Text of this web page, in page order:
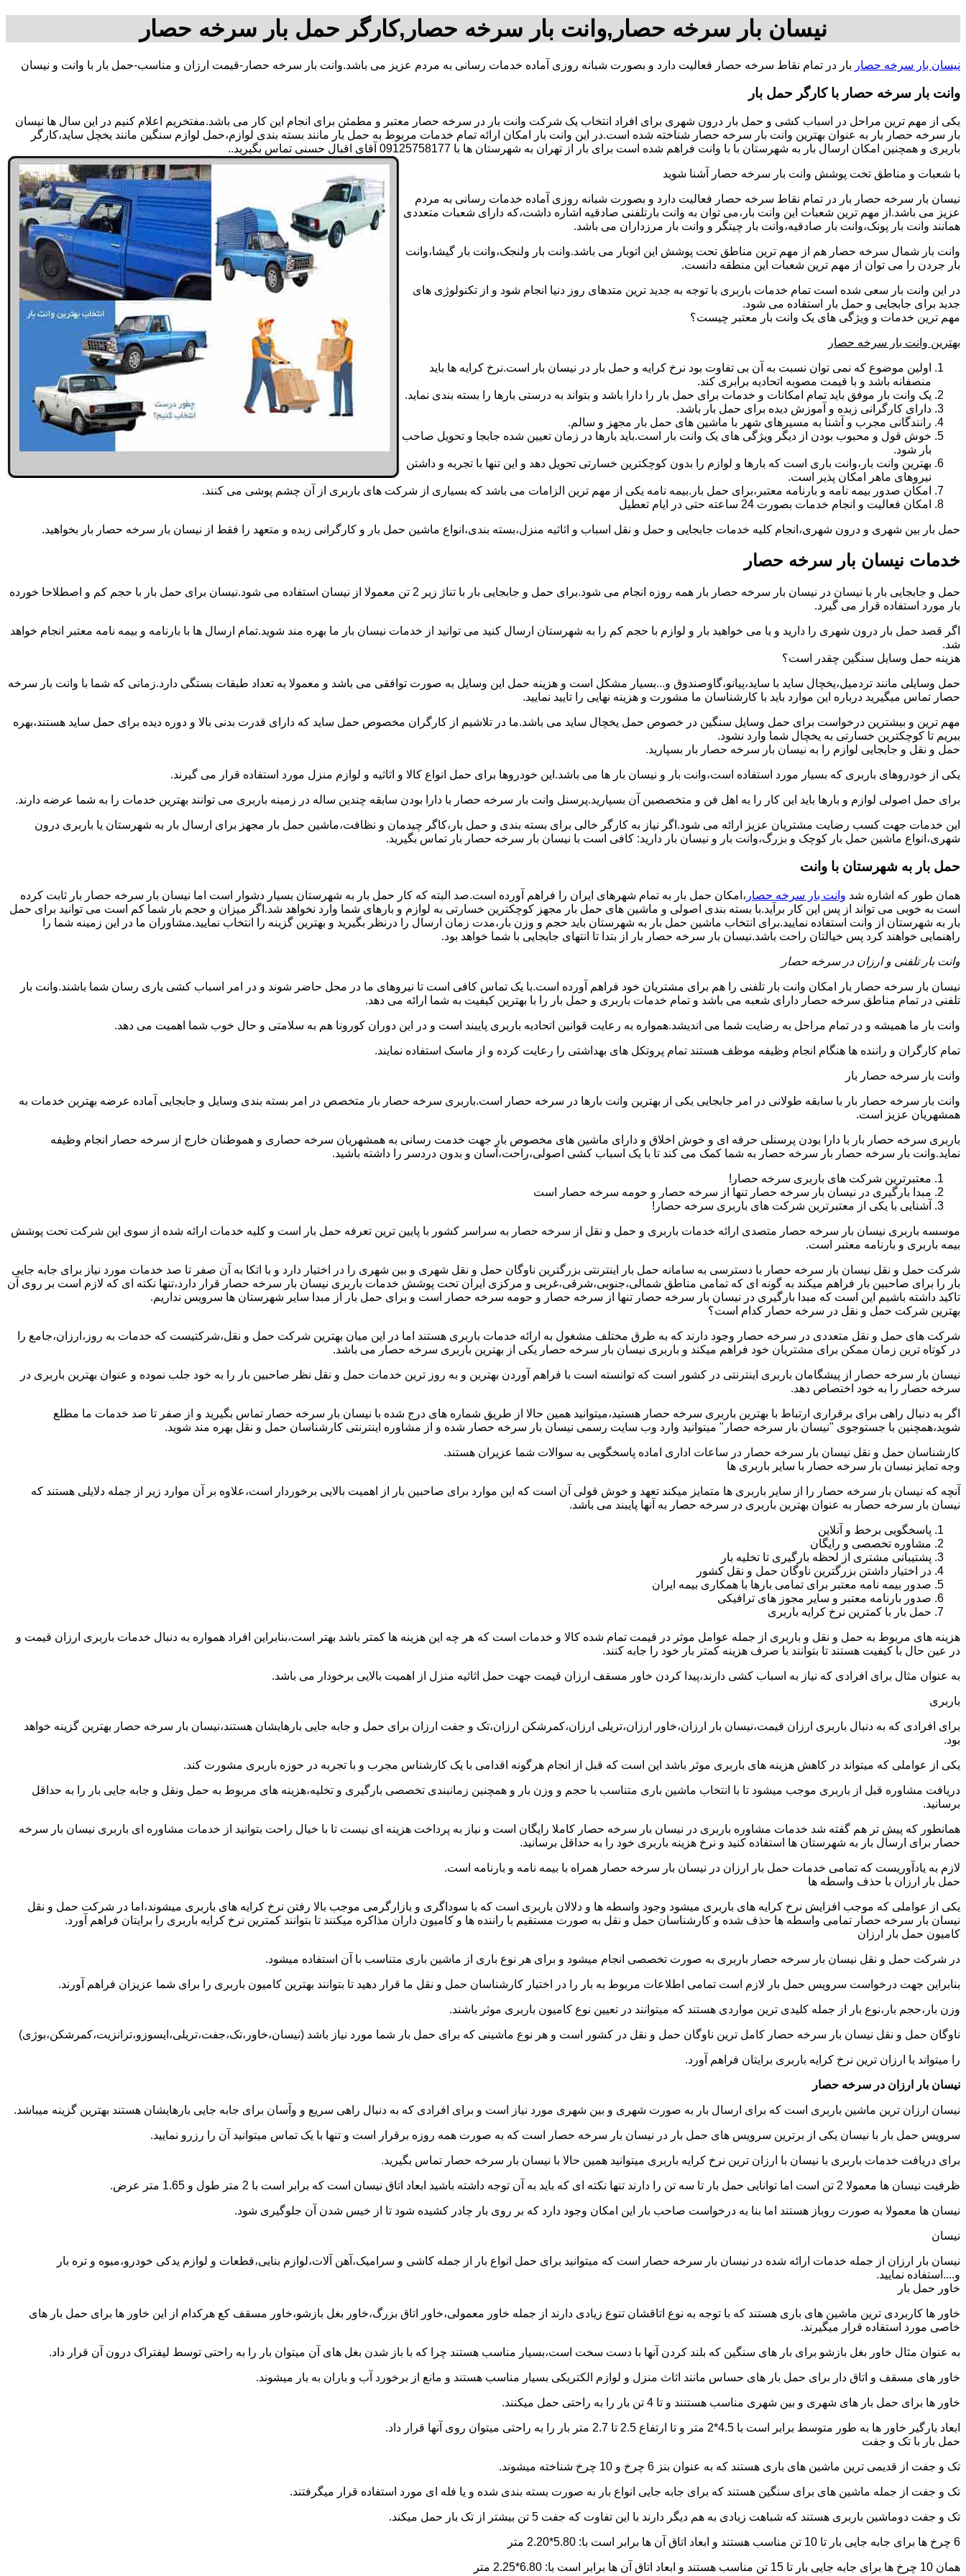
نیسان بار سرخه حصار,وانت بار سرخه حصار,کارگر حمل بار سرخه حصار
نیسان بار سرخه حصار بار در تمام نقاط سرخه حصار فعالیت دارد و بصورت شبانه روزی آماده خدمات رسانی به مردم عزیز می باشد.وانت بار سرخه حصار-قیمت ارزان و مناسب-حمل بار با وانت و نیسان
وانت بار سرخه حصار با کارگر حمل بار
یکی از مهم ترین مراحل در اسباب کشی و حمل بار درون شهری برای افراد انتخاب یک شرکت وانت بار در سرخه حصار معتبر و مطمئن برای انجام این کار می باشد.مفتخریم اعلام کنیم در این سال ها نیسان
بار سرخه حصار بار به عنوان بهترین وانت بار سرخه حصار شناخته شده است.در این وانت بار امکان ارائه تمام خدمات مربوط به حمل بار مانند بسته بندی لوازم،حمل لوازم سنگین مانند یخچل ساید،کارگر
باربری و همچنین امکان ارسال بار به شهرستان با با وانت فراهم شده است برای بار از تهران به شهرستان ها با 09125758177 آقای اقبال حسنی تماس بگیرید..
با شعبات و مناطق تخت پوشش وانت بار سرخه حصار آشنا شوید
نیسان بار سرخه حصار بار در تمام نقاط سرخه حصار فعالیت دارد و بصورت شبانه روزی آماده خدمات رسانی به مردم
عزیز می باشد.از مهم ترین شعبات این وانت بار،می توان به وانت بارتلفنی صادقیه اشاره داشت،که دارای شعبات متعددی
همانند وانت بار پونک،وانت بار صادقیه،وانت بار چیتگر و وانت بار مرزداران می باشد.
وانت بار شمال سرخه حصار هم از مهم ترین مناطق تحت پوشش این اتوبار می باشد.وانت بار ولنجک،وانت بار گیشا،وانت
بار جردن را می توان از مهم ترین شعبات این منطقه دانست.
در این وانت بار سعی شده است تمام خدمات باربری با توجه به جدید ترین متدهای روز دنیا انجام شود و از تکنولوژی های
جدید برای جابجایی و حمل بار استفاده می شود.
مهم ترین خدمات و ویژگی های یک وانت بار معتبر چیست؟
بهترین وانت بار سرخه حصار
اولین موضوع که نمی توان نسبت به آن بی تفاوت بود نرخ کرایه و حمل بار در نیسان بار است.نرخ کرایه ها باید
منصفانه باشد و با قیمت مصوبه اتحادیه برابری کند.
یک وانت بار موفق باید تمام امکانات و خدمات برای حمل بار را دارا باشد و بتواند به درستی بارها را بسته بندی نماید.
دارای کارگرانی زبده و آموزش دیده برای حمل بار باشد.
رانندگانی مجرب و آشنا به مسیرهای شهر با ماشین های حمل بار مجهز و سالم.
خوش قول و محبوب بودن از دیگر ویژگی های یک وانت بار است.باید بارها در زمان تعیین شده جابجا و تحویل صاحب
بار شود.
بهترین وانت بار،وانت باری است که بارها و لوازم را بدون کوچکترین خسارتی تحویل دهد و این تنها با تجربه و داشتن
نیروهای ماهر امکان پذیر است.
امکان صدور بیمه نامه و بارنامه معتبر،برای حمل بار.بیمه نامه یکی از مهم ترین الزامات می باشد که بسیاری از شرکت های باربری از آن چشم پوشی می کنند.
امکان فعالیت و انجام خدمات بصورت 24 ساعته حتی در ایام تعطیل
حمل بار بین شهری و درون شهری،انجام کلیه خدمات جابجایی و حمل و نقل اسباب و اثاثیه منزل،بسته بندی،انواع ماشین حمل بار و کارگرانی زبده و متعهد را فقط از نیسان بار سرخه حصار بار بخواهید.
خدمات نیسان بار سرخه حصار
حمل و جابجایی بار با نیسان در نیسان بار سرخه حصار بار همه روزه انجام می شود.برای حمل و جابجایی بار با تناژ زیر 2 تن معمولا از نیسان استفاده می شود.نیسان برای حمل بار با حجم کم و اصطلاحا خورده
بار مورد استفاده قرار می گیرد.
اگر قصد حمل بار درون شهری را دارید و یا می خواهید بار و لوازم با حجم کم را به شهرستان ارسال کنید می توانید از خدمات نیسان بار ما بهره مند شوید.تمام ارسال ها با بارنامه و بیمه نامه معتبر انجام خواهد
شد.
هزینه حمل وسایل سنگین چقدر است؟
حمل وسایلی مانند تردمیل،یخچال ساید با ساید،پیانو،گاوصندوق و...بسیار مشکل است و هزینه حمل این وسایل به صورت توافقی می باشد و معمولا به تعداد طبقات بستگی دارد.زمانی که شما با وانت بار سرخه
حصار تماس میگیرید درباره این موارد باید با کارشناسان ما مشورت و هزینه نهایی را تایید نمایید.
مهم ترین و بیشترین درخواست برای حمل وسایل سنگین در خصوص حمل یخچال ساید می باشد.ما در تلاشیم از کارگران مخصوص حمل ساید که دارای قدرت بدنی بالا و دوره دیده برای حمل ساید هستند،بهره
ببریم تا کوچکترین خسارتی به یخچال شما وارد نشود.
حمل و نقل و جابجایی لوازم را به نیسان بار سرخه حصار بار بسپارید.
یکی از خودروهای باربری که بسیار مورد استفاده است،وانت بار و نیسان بار ها می باشد.این خودروها برای حمل انواع کالا و اثاثیه و لوازم منزل مورد استفاده قرار می گیرند.
برای حمل اصولی لوازم و بارها باید این کار را به اهل فن و متخصصین آن بسپارید.پرسنل وانت بار سرخه حصار با دارا بودن سابقه چندین ساله در زمینه باربری می توانند بهترین خدمات را به شما عرضه دارند.
این خدمات جهت کسب رضایت مشتریان عزیز ارائه می شود.اگر نیاز به کارگر خالی برای بسته بندی و حمل بار،کاگر چیدمان و نظافت،ماشین حمل بار مجهز برای ارسال بار به شهرستان یا باربری درون
شهری،انواع ماشین حمل بار کوچک و بزرگ،وانت بار و نیسان بار دارید: کافی است با نیسان بار سرخه حصار بار تماس بگیرید.
حمل بار به شهرستان با وانت
همان طور که اشاره شد وانت بار سرخه حصار ،امکان حمل بار به تمام شهرهای ایران را فراهم آورده است.صد البته که کار حمل بار به شهرستان بسیار دشوار است اما نیسان بار سرخه حصار بار ثابت کرده
است به خوبی می تواند از پس این کار برآید.با بسته بندی اصولی و ماشین های حمل بار مجهز کوچکترین خسارتی به لوازم و بارهای شما وارد نخواهد شد.اگر میزان و حجم بار شما کم است می توانید برای حمل
بار به شهرستان از وانت استفاده نمایید.برای انتخاب ماشین حمل بار به شهرستان باید حجم و وزن بار،مدت زمان ارسال را درنظر بگیرید و بهترین گزینه را انتخاب نمایید.مشاوران ما در این زمینه شما را
راهنمایی خواهند کرد پس خیالتان راحت باشد.نیسان بار سرخه حصار بار از بتدا تا انتهای جابجایی با شما خواهد بود.
وانت بار تلفنی و ارزان در سرخه حصار
نیسان بار سرخه حصار بار امکان وانت بار تلفنی را هم برای مشتریان خود فراهم آورده است.با یک تماس کافی است تا نیروهای ما در محل حاضر شوند و در امر اسباب کشی یاری رسان شما باشند.وانت بار
تلفنی در تمام مناطق سرخه حصار دارای شعبه می باشد و تمام خدمات باربری و حمل بار را با بهترین کیفیت به شما ارائه می دهد.
وانت بار ما همیشه و در تمام مراحل به رضایت شما می اندیشد.همواره به رعایت قوانین اتحادیه باربری پایبند است و در این دوران کورونا هم به سلامتی و حال خوب شما اهمیت می دهد.
تمام کارگران و راننده ها هنگام انجام وظیفه موظف هستند تمام پروتکل های بهداشتی را رعایت کرده و از ماسک استفاده نمایند.
وانت بار سرخه حصار بار
وانت بار سرخه حصار بار با سابقه طولانی در امر جابجایی یکی از بهترین وانت بارها در سرخه حصار است.باربری سرخه حصار بار متخصص در امر بسته بندی وسایل و جابجایی آماده عرضه بهترین خدمات به
همشهریان عزیز است.
باربری سرخه حصار بار با دارا بودن پرسنلی حرفه ای و خوش اخلاق و دارای ماشین های مخصوص بار جهت خدمت رسانی به همشهریان سرخه حصاری و هموطنان خارج از سرخه حصار انجام وظیفه
نماید.وانت بار سرخه حصار بار سرخه حصار به شما کمک می کند تا با یک اسباب کشی اصولی،راحت،آسان و بدون دردسر را داشته باشید.
معتبرترین شرکت های باربری سرخه حصار!
مبدا بارگیری در نیسان بار سرخه حصار تنها از سرخه حصار و حومه سرخه حصار است
آشنایی با یکی از معتبرترین شرکت های باربری سرخه حصار!
موسسه باربری نیسان بار سرخه حصار متصدی ارائه خدمات باربری و حمل و نقل از سرخه حصار به سراسر کشور با پایین ترین تعرفه حمل بار است و کلیه خدمات ارائه شده از سوی این شرکت تحت پوشش
بیمه باربری و بارنامه معتبر است.
شرکت حمل و نقل نیسان بار سرخه حصار با دسترسی به سامانه حمل بار اینترنتی بزرگترین ناوگان حمل و نقل شهری و بین شهری را در اختیار دارد و با اتکا به آن صفر تا صد خدمات مورد نیاز برای جابه جایی
بار را برای صاحبین بار فراهم میکند به گونه ای که تمامی مناطق شمالی،جنوبی،شرقی،غربی و مرکزی ایران تحت پوشش خدمات باربری نیسان بار سرخه حصار قرار دارد،تنها نکته ای که لازم است بر روی آن
تاکید داشته باشیم این است که مبدا بارگیری در نیسان بار سرخه حصار تنها از سرخه حصار و حومه سرخه حصار است و برای حمل بار از مبدا سایر شهرستان ها سرویس نداریم.
بهترین شرکت حمل و نقل در سرخه حصار کدام است؟
شرکت های حمل و نقل متعددی در سرخه حصار وجود دارند که به طرق مختلف مشغول به ارائه خدمات باربری هستند اما در این میان بهترین شرکت حمل و نقل،شرکتیست که خدمات به روز،ارزان،جامع را
در کوتاه ترین زمان ممکن برای مشتریان خود فراهم میکند و باربری نیسان بار سرخه حصار یکی از بهترین باربری سرخه حصار می باشد.
نیسان بار سرخه حصار از پیشگامان باربری اینترنتی در کشور است که توانسته است با فراهم آوردن بهترین و به روز ترین خدمات حمل و نقل نظر صاحبین بار را به خود جلب نموده و عنوان بهترین باربری در
سرخه حصار را به خود اختصاص دهد.
اگر به دنبال راهی برای برقراری ارتباط با بهترین باربری سرخه حصار هستید،میتوانید همین حالا از طریق شماره های درج شده با نیسان بار سرخه حصار تماس بگیرید و از صفر تا صد خدمات ما مطلع
شوید،همچنین با جستوجوی "نیسان بار سرخه حصار" میتوانید وارد وب سایت رسمی نیسان بار سرخه حصار شده و از مشاوره اینترنتی کارشناسان حمل و نقل بهره مند شوید.
کارشناسان حمل و نقل نیسان بار سرخه حصار در ساعات اداری اماده پاسخگویی به سوالات شما عزیران هستند.
وجه تمایز نیسان بار سرخه حصار با سایر باربری ها
آنچه که نیسان بار سرخه حصار را از سایر باربری ها متمایز میکند تعهد و خوش قولی آن است که این موارد برای صاحبین بار از اهمیت بالایی برخوردار است،علاوه بر آن موارد زیر از جمله دلایلی هستند که
نیسان بار سرخه حصار به عنوان بهترین باربری در سرخه حصار به آنها پایبند می باشد.
پاسخگویی برخط و آنلاین
مشاوره تخصصی و رایگان
پشتیبانی مشتری از لحظه بارگیری تا تخلیه بار
در اختیار داشتن بزرگترین ناوگان حمل و نقل کشور
صدور بیمه نامه معتبر برای تمامی بارها با همکاری بیمه ایران
صدور بارنامه معتبر و سایر مجوز های ترافیکی
حمل بار با کمترین نرخ کرایه باربری
هزینه های مربوط به حمل و نقل و باربری از جمله عوامل موثر در قیمت تمام شده کالا و خدمات است که هر چه این هزینه ها کمتر باشد بهتر است،بنابراین افراد همواره به دنبال خدمات باربری ارزان قیمت و
در عین حال با کیفیت هستند تا بتوانند با صرف هزینه کمتر بار خود را جابه کنند.
به عنوان مثال برای افرادی که نیاز به اسباب کشی دارند،پیدا کردن خاور مسقف ارزان قیمت جهت حمل اثاثیه منزل از اهمیت بالایی برخودار می باشد.
باربری
برای افرادی که به دنبال باربری ارزان قیمت،نیسان بار ارزان،خاور ارزان،تریلی ارزان،کمرشکن ارزان،تک و جفت ارزان برای حمل و جابه جایی بارهایشان هستند،نیسان بار سرخه حصار بهترین گزینه خواهد
بود.
یکی از عواملی که میتواند در کاهش هزینه های باربری موثر باشد این است که قبل از انجام هرگونه اقدامی با یک کارشناس مجرب و با تجربه در حوزه باربری مشورت کند.
دریافت مشاوره قبل از باربری موجب میشود تا با انتخاب ماشین باری متناسب با حجم و وزن بار و همچنین زمانبندی تخصصی بارگیری و تخلیه،هزینه های مربوط به حمل ونقل و جابه جایی بار را به حداقل
برسانید.
همانطور که پیش تر هم گفته شد خدمات مشاوره باربری در نیسان بار سرخه حصار کاملا رایگان است و نیاز به پرداخت هزینه ای نیست تا با خیال راحت بتوانید از خدمات مشاوره ای باربری نیسان بار سرخه
حصار برای ارسال بار به شهرستان ها استفاده کنید و نرخ هزینه باربری خود را به حداقل برسانید.
لازم به یادآوریست که تمامی خدمات حمل بار ارزان در نیسان بار سرخه حصار همراه با بیمه نامه و بارنامه است.
حمل بار ارزان با حذف واسطه ها
یکی از عواملی که موجب افزایش نرخ کرایه های باربری میشود وجود واسطه ها و دلالان باربری است که با سوداگری و بازارگرمی موجب بالا رفتن نرخ کرایه های باربری میشوند،اما در شرکت حمل و نقل
نیسان بار سرخه حصار تمامی واسطه ها حذف شده و کارشناسان حمل و نقل به صورت مستقیم با راننده ها و کامیون داران مذاکره میکنند تا بتوانند کمترین نرخ کرایه باربری را برایتان فراهم آورد.
کامیون حمل بار ارزان
در شرکت حمل و نقل نیسان بار سرخه حصار باربری به صورت تخصصی انجام میشود و برای هر نوع باری از ماشین باری متناسب با آن استفاده میشود.
بنابراین جهت درخواست سرویس حمل بار لازم است تمامی اطلاعات مربوط به بار را در اختیار کارشناسان حمل و نقل ما قرار دهید تا بتوانند بهترین کامیون باربری را برای شما عزیزان فراهم آورند.
وزن بار،حجم بار،نوع بار از جمله کلیدی ترین مواردی هستند که میتوانند در تعیین نوع کامیون باربری موثر باشند.
ناوگان حمل و نقل نیسان بار سرخه حصار کامل ترین ناوگان حمل و نقل در کشور است و هر نوع ماشینی که برای حمل بار شما مورد نیاز باشد (نیسان،خاور،تک،جفت،تریلی،ایسوزو،ترانزیت،کمرشکن،بوژی)
را میتواند با ارزان ترین نرخ کرایه باربری برایتان فراهم آورد.
نیسان بار ارزان در سرخه حصار
نیسان ارزان ترین ماشین باربری است که برای ارسال بار به صورت شهری و بین شهری مورد نیاز است و برای افرادی که به دنبال راهی سریع و وآسان برای جابه جایی بارهایشان هستند بهترین گزینه میباشد.
سرویس حمل بار با نیسان یکی از برترین سرویس های حمل بار در نیسان بار سرخه حصار است که به صورت همه روزه برقرار است و تنها با یک تماس میتوانید آن را رزرو نمایید.
برای دریافت خدمات باربری با نیسان با ارزان ترین نرخ کرایه باربری میتوانید همین حالا با نیسان بار سرخه حصار تماس بگیرید.
ظرفیت نیسان ها معمولا 2 تن است اما توانایی حمل بار تا سه تن را دارند تنها نکته ای که باید به آن توجه داشته باشید ابعاد اتاق نیسان است که برابر است با 2 متر طول و 1.65 متر عرض.
نیسان ها معمولا به صورت روباز هستند اما بنا به درخواست صاحب بار این امکان وجود دارد که بر روی بار چادر کشیده شود تا از خیس شدن آن جلوگیری شود.
نیسان
نیسان بار ارزان از جمله خدمات ارائه شده در نیسان بار سرخه حصار است که میتوانید برای حمل انواع بار از جمله کاشی و سرامیک،آهن آلات،لوازم بنایی،قطعات و لوازم یدکی خودرو،میوه و تره بار
و....استفاده نمایید.
خاور حمل بار
خاور ها کاربردی ترین ماشین های باری هستند که با توجه به نوع اتاقشان تنوع زیادی دارند از جمله خاور معمولی،خاور اتاق بزرگ،خاور بغل بازشو،خاور مسقف کع هرکدام از این خاور ها برای حمل بار های
خاصی مورد استفاده قرار میگیرند.
به عنوان مثال خاور بغل بازشو برای بار های سنگین که بلند کردن آنها با دست سخت است،بسیار مناسب هستند چرا که با باز شدن بغل های آن میتوان بار را به راحتی توسط لیفتراک درون آن قرار داد.
خاور های مسقف و اتاق دار برای حمل بار های حساس مانند اثاث منزل و لوازم الکتریکی بسیار مناسب هستند و مانع از برخورد آب و باران به بار میشوند.
خاور ها برای حمل بار های شهری و بین شهری مناسب هستنند و تا 4 تن بار را به راحتی حمل میکنند.
ابعاد بارگیر خاور ها به طور متوسط برابر است با 4.5*2 متر و تا ارتفاع 2.5 تا 2.7 متر بار را به راحتی میتوان روی آنها قرار داد.
حمل بار با تک و جفت
تک و جفت از قدیمی ترین ماشین های باری هستند که به عنوان بنز 6 چرخ و 10 چرخ شناخته میشوند.
تک و جفت از جمله ماشین های برای سنگین هستند که برای جابه جایی انواع بار به صورت بسته بندی شده و یا فله ای مورد استفاده قرار میگرفتند.
تک و جفت دوماشین باربری هستند که شباهت زیادی به هم دیگر دارند با این تفاوت که جفت 5 تن بیشتر از تک بار حمل میکند.
6 چرخ ها برای جابه جایی بار تا 10 تن مناسب هستند و ابعاد اتاق آن ها برابر است با: 5.80*2.20 متر
همان 10 چرخ ها برای جابه جایی بار تا 15 تن مناسب هستند و ابعاد اتاق آن ها برابر است با: 6.80*2.25 متر